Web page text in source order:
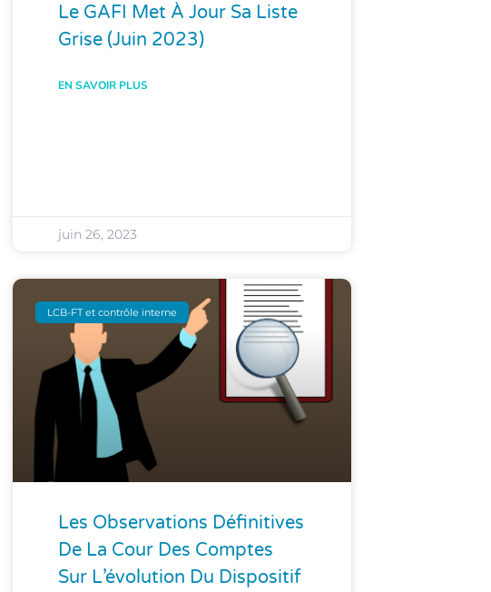
Le GAFI Met À Jour Sa Liste
Grise (juin 2023)
EN SAVOIR PLUS
juin 26, 2023
LCB-FT et contrôle interne
Les Observations Définitives
De La Cour Des Comptes
Sur L’évolution Du Dispositif